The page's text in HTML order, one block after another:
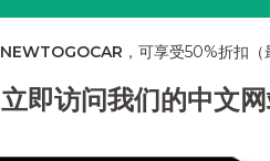
NEWTOGOCAR ，可享受50%折扣
立即访问我们的中文